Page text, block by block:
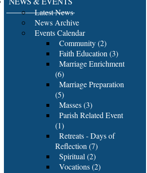
Latest News
News Archive
Events Calendar
Community (2)
Faith Education (3)
Marriage Enrichment
(6)
Marriage Preparation
(5)
Masses (3)
Parish Related Event
(1)
Retreats - Days of
Reflection (7)
Spiritual (2)
Vocations (2)